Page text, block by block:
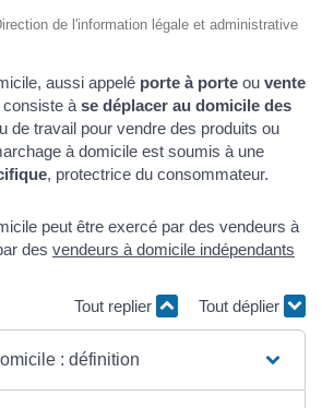
de l'information légale et administrative
aussi appelé porte à porte ou vente
consiste à se déplacer au domicile des
de travail pour vendre des produits ou
à domicile est soumis à une
, protectrice du consommateur.
peut être exercé par des vendeurs à
des vendeurs à domicile indépendants
Tout replier
Tout déplier
: définition